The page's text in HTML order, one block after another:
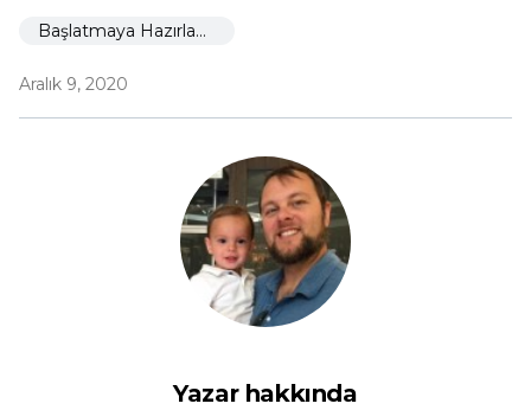
Başlatmaya Hazırlanıyor
Aralık 9, 2020
Yazar hakkında